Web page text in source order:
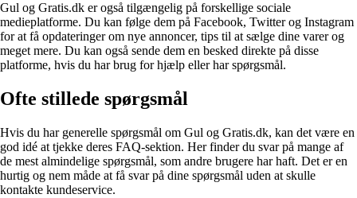
Gul og Gratis.dk er også tilgængelig på forskellige sociale
medieplatforme. Du kan følge dem på Facebook, Twitter og Instagram
for at få opdateringer om nye annoncer, tips til at sælge dine varer og
meget mere. Du kan også sende dem en besked direkte på disse
platforme, hvis du har brug for hjælp eller har spørgsmål.
Ofte stillede spørgsmål
Hvis du har generelle spørgsmål om Gul og Gratis.dk, kan det være en
god idé at tjekke deres FAQ-sektion. Her finder du svar på mange af
de mest almindelige spørgsmål, som andre brugere har haft. Det er en
hurtig og nem måde at få svar på dine spørgsmål uden at skulle
kontakte kundeservice.